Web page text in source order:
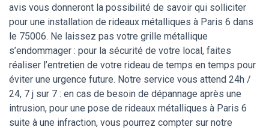
avis vous donneront la possibilité de savoir qui solliciter
pour une installation de rideaux métalliques à Paris 6 dans
le 75006. Ne laissez pas votre grille métallique
s’endommager : pour la sécurité de votre local, faites
réaliser l’entretien de votre rideau de temps en temps pour
éviter une urgence future. Notre service vous attend 24h /
24, 7 j sur 7 : en cas de besoin de dépannage après une
intrusion, pour une pose de rideaux métalliques à Paris 6
suite à une infraction, vous pourrez compter sur notre